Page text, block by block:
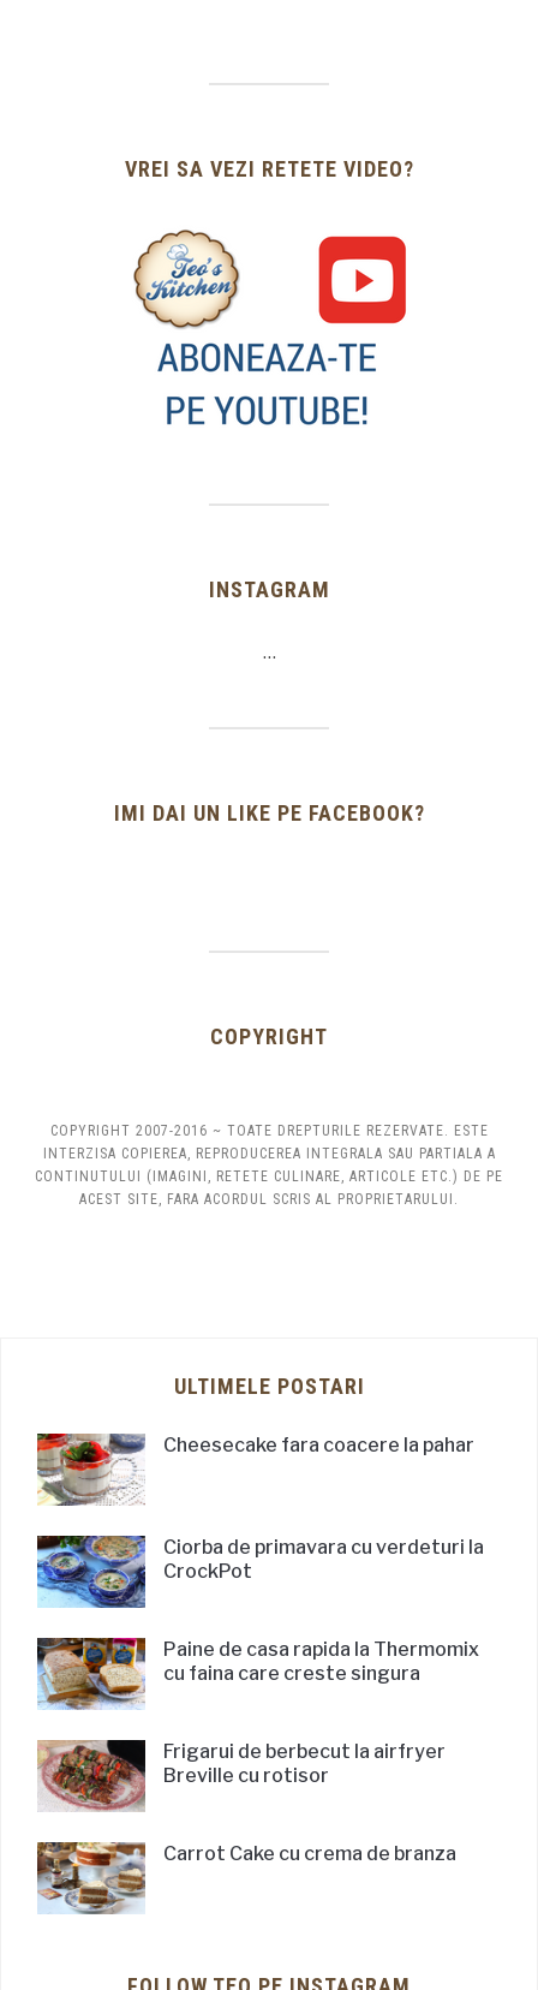
VREI SA VEZI RETETE VIDEO?
INSTAGRAM
…
IMI DAI UN LIKE PE FACEBOOK?
COPYRIGHT
COPYRIGHT 2007-2016 ~ TOATE DREPTURILE REZERVATE. ESTE
INTERZISA COPIEREA, REPRODUCEREA INTEGRALA SAU PARTIALA A
CONTINUTULUI (IMAGINI, RETETE CULINARE, ARTICOLE ETC.) DE PE
ACEST SITE, FARA ACORDUL SCRIS AL PROPRIETARULUI.
ULTIMELE POSTARI
Cheesecake fara coacere la pahar
Ciorba de primavara cu verdeturi la
CrockPot
Paine de casa rapida la Thermomix
cu faina care creste singura
Frigarui de berbecut la airfryer
Breville cu rotisor
Carrot Cake cu crema de branza